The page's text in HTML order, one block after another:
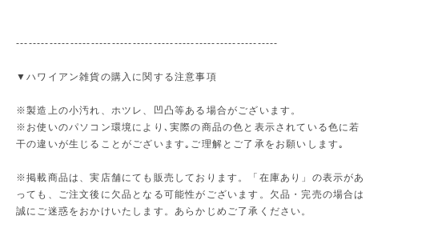
---------------------------------------------------------------
▼ハワイアン雑貨の購入に関する注意事項
※製造上の小汚れ、ホツレ、凹凸等ある場合がございます。
※お使いのパソコン環境により､実際の商品の色と表示されている色に若
干の違いが生じることがございます｡ご理解とご了承をお願いします｡
※掲載商品は、実店舗にても販売しております。「在庫あり」の表示があ
っても、ご注文後に欠品となる可能性がございます。欠品・完売の場合は
誠にご迷惑をおかけいたします。あらかじめご了承ください。